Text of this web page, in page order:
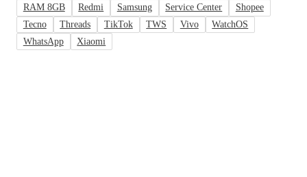
RAM 8GB
Redmi Samsung Service Center
Shopee
Tecno
Threads TikTok TWS Vivo
WatchOS
WhatsApp
Xiaomi